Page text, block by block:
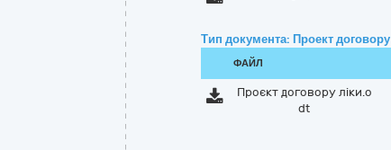
Тип документа: Проект договору
ФАЙЛ
Проєкт договору ліки.o
dt